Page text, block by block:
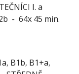
I. a
- 64x 45 min.
B1b, B1+a,